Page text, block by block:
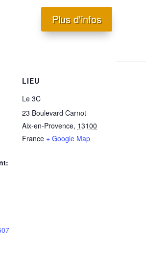
Plus d'infos
LIEU
Le 3C
23 Boulevard Carnot
Aix-en-Provence, 13100
France + Google Map